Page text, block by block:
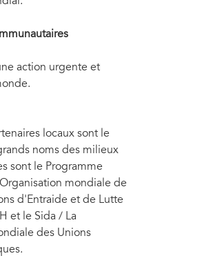
action urgente et
locaux sont le
noms des milieux
sont le Programme
mondiale de
d'Entraide et de Lutte
et le Sida / La
des Unions